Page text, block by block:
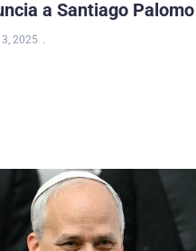
a Santiago Palomo
2025